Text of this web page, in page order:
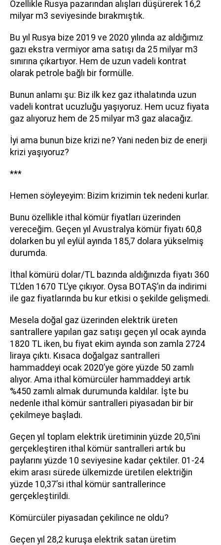
Özellikle Rusya pazarından alışları düşürerek 16,2
milyar m3 seviyesinde bırakmıştık.
Bu yıl Rusya bize 2019 ve 2020 yılında az aldığımız
gazı ekstra vermiyor ama satışı da 25 milyar m3
sınırına çıkartıyor. Hem de uzun vadeli kontrat
olarak petrole bağlı bir formülle.
Bunun anlamı şu: Biz ilk kez gaz ithalatında uzun
vadeli kontrat ucuzluğu yaşıyoruz. Hem ucuz fiyata
gaz alıyoruz hem de 25 milyar m3 gaz alacağız.
İyi ama bunun bize krizi ne? Yani neden biz de enerji
krizi yaşıyoruz?
***
Hemen söyleyeyim: Bizim krizimin tek nedeni kurlar.
Bunu özellikle ithal kömür fiyatları üzerinden
vereceğim. Geçen yıl Avustralya kömür fiyatı 60,8
dolarken bu yıl eylül ayında 185,7 dolara yükselmiş
durumda.
İthal kömürü dolar/TL bazında aldığınızda fiyatı 360
TL’den 1670 TL’ye çıkıyor. Oysa BOTAŞ’ın da indirimi
ile gaz fiyatlarında bu kur etkisi o şekilde gelişmedi.
Mesela doğal gaz üzerinden elektrik üreten
santrallere yapılan gaz satışı geçen yıl ocak ayında
1820 TL iken, bu fiyat ekim ayında son zamla 2724
liraya çıktı. Kısaca doğalgaz santralleri
hammaddeyi ocak 2020’ye göre yüzde 50 zamlı
alıyor. Ama ithal kömürcüler hammaddeyi artık
%450 zamlı almak durumunda kaldılar. İşte bu
nedenle ithal kömür santralleri piyasadan bir bir
çekilmeye başladı.
Geçen yıl toplam elektrik üretiminin yüzde 20,5’ini
gerçekleştiren ithal kömür santralleri artık bu
paylarını yüzde 10 seviyesine kadar çektiler. 01-24
ekim arası sürede ülkemizde üretilen elektriğin
yüzde 10,37’si ithal kömür santrallerince
gerçekleştirildi.
Kömürcüler piyasadan çekilince ne oldu?
Geçen yıl 28,2 kuruşa elektrik satan üretim